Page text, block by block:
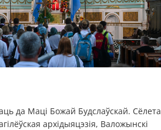
да Маці Божай Будслаўскай. Сёлета
архідыяцэзія, Валожынскі